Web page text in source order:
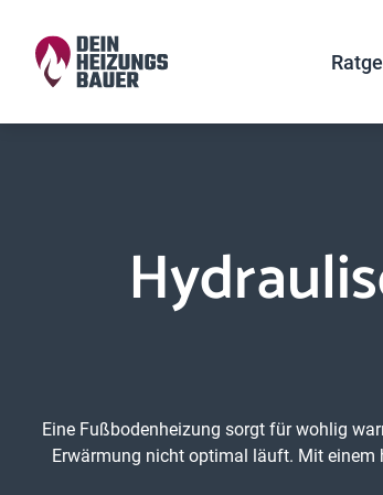
Eine Fußbodenheizung sorgt für wohlig
Erwärmung nicht optimal läuft. Mit einem